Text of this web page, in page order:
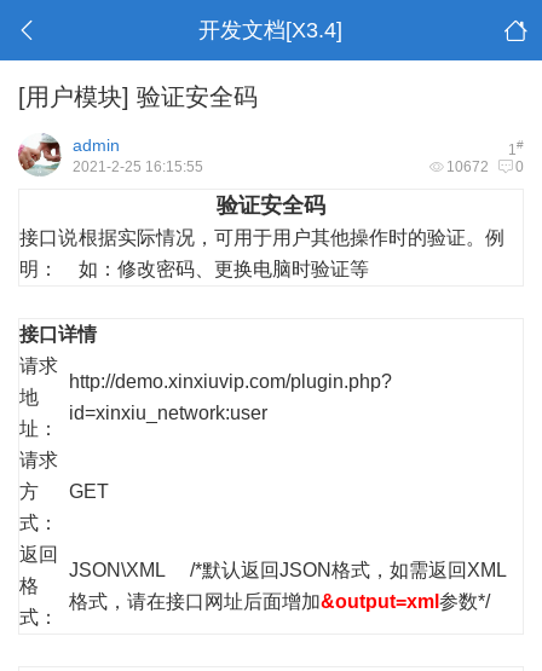
开发文档[X3.4]
[用户模块] 验证安全码
1#
admin
10672 0
2021-2-25 16:15:55
验证安全码
接口说
明：
根据实际情况，可用于用户其他操作时的验证。例
如：修改密码、更换电脑时验证等
接口详情
请求
地
址：
http://demo.xinxiuvip.com/plugin.php?
id=xinxiu_network:user
请求
方
式：
GET
返回
格
式：
JSON\XML /*默认返回JSON格式，如需返回XML
格式，请在接口网址后面增加&output=xml 参数*/